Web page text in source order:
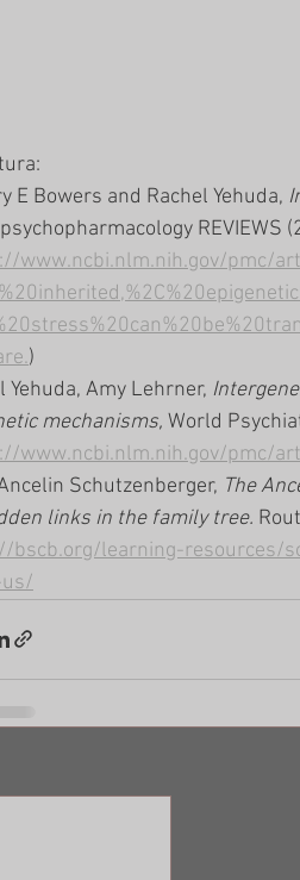
E Bowers and Rachel Yehuda,
REVIEWS
www.ncbi.nlm.nih.gov/pmc/
)
Yehuda, Amy Lehrner,
mechanisms, World
www.ncbi.nlm.nih.gov/pmc/
Schutzenberger, The
links in the family tree.
bscb.org/learning-resources/